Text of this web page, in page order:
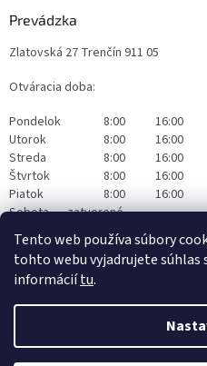
Tento web používa súbory
tohto webu vyjadrujete súhlas
informáciítu.
Prevádzka
Zlatovská 27 Trenčín 911 05
Otváracia doba:
Pondelok
8:00
16:00
Utorok
8:00
16:00
Streda
8:00
16:00
Štvrtok
8:00
16:00
Piatok
8:00
16:00
Sobota
zatvorené
Nedeľa
zatvorené
Vytvoril Shoptet